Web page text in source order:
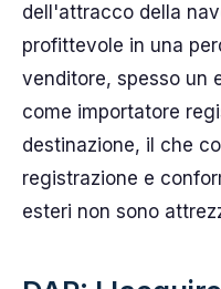
dell'attracco della
profittevole in una
venditore, spesso un
come importatore
destinazione, il che
registrazione e
esteri non sono